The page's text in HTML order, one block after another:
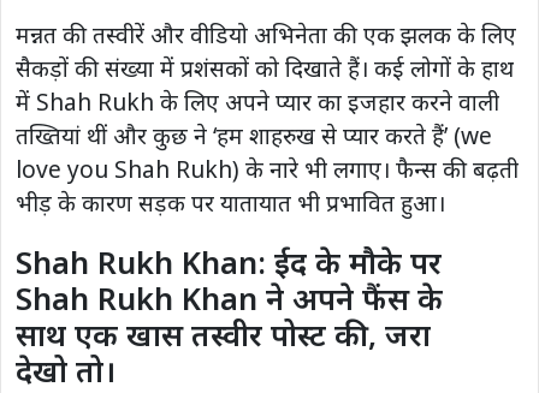
मन्नत की तस्वीरें और वीडियो अभिनेता की एक झलक के लिए
सैकड़ों की संख्या में प्रशंसकों को दिखाते हैं। कई लोगों के हाथ
में Shah Rukh के लिए अपने प्यार का इजहार करने वाली
तख्तियां थीं और कुछ ने ‘हम शाहरुख से प्यार करते हैं’ (we
love you Shah Rukh) के नारे भी लगाए। फैन्स की बढ़ती
भीड़ के कारण सड़क पर यातायात भी प्रभावित हुआ।
Shah Rukh Khan: ईद के मौके पर
Shah Rukh Khan ने अपने फैंस के
साथ एक खास तस्वीर पोस्ट की, जरा
देखो तो।